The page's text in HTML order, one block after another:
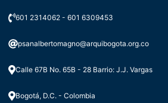
601 2314062 - 601 6309453
psanalbertomagno@arquibogota.org.co
Calle 67B No. 65B - 28 Barrio: J.J. Vargas
Bogotá, D.C. - Colombia